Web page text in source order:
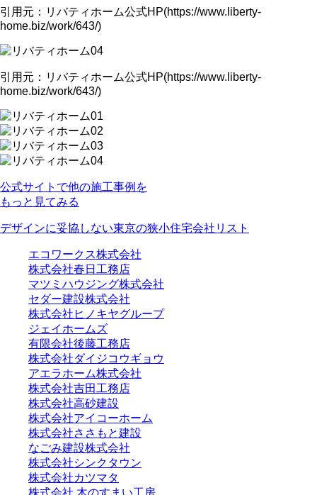
引用元：リバティホーム公式HP(https://www.liberty-
home.biz/work/643/)
引用元：リバティホーム公式HP(https://www.liberty-
home.biz/work/643/)
公式サイトで他の施工事例を
もっと見てみる
デザインに妥協しない東京の狭小住宅会社リスト
エコワークス株式会社
株式会社春日工務店
マツミハウジング株式会社
セダー建設株式会社
株式会社ヒノキヤグループ
ジェイホームズ
有限会社後藤工務店
株式会社ダイジコウギョウ
アエラホーム株式会社
株式会社吉田工務店
株式会社高砂建設
株式会社アイコーホーム
株式会社ささもと建設
なごみ建設株式会社
株式会社シンクタウン
株式会社カツマタ